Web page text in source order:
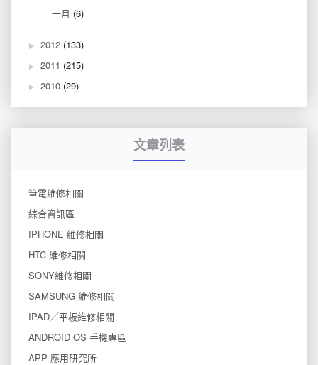
一月 (6)
2012 (133)
2011 (215)
2010 (29)
文章列表
筆電維修相關
綜合資訊區
IPHONE 維修相關
HTC 維修相關
SONY維修相關
SAMSUNG 維修相關
IPAD／平板維修相關
ANDROID OS 手機專區
APP 應用研究所